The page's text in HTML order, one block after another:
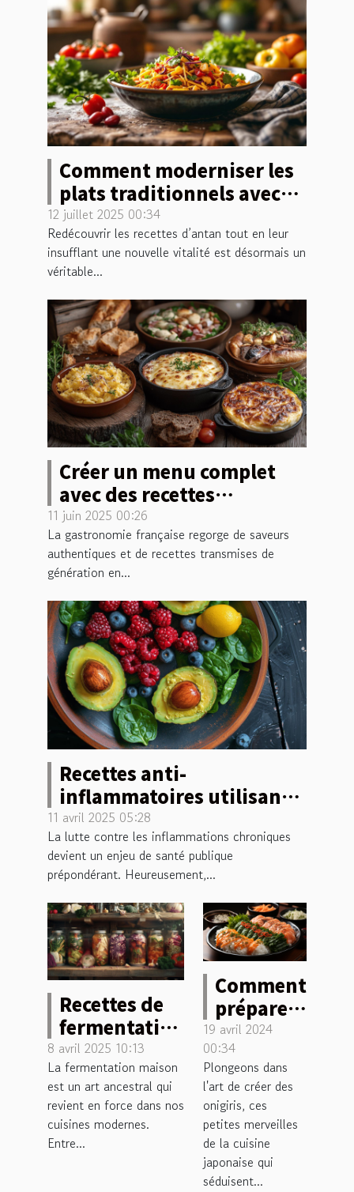
Comment moderniser les
plats traditionnels avec
une touche d'originalité?
12 juillet 2025 00:34
Redécouvrir les recettes d’antan tout en leur
insufflant une nouvelle vitalité est désormais un
véritable...
Créer un menu complet
avec des recettes
françaises traditionnelles
11 juin 2025 00:26
La gastronomie française regorge de saveurs
authentiques et de recettes transmises de
génération en...
Recettes anti-
inflammatoires utilisant
des superaliments
11 avril 2025 05:28
La lutte contre les inflammations chroniques
devient un enjeu de santé publique
prépondérant. Heureusement,...
Recettes de
fermentation
maison pour
débutants
conseils et
bienfaits
8 avril 2025 10:13
La fermentation maison
est un art ancestral qui
revient en force dans nos
cuisines modernes.
Entre...
Comment
préparer
des
onigiris
sains et
délicieux
pour
votre
déjeuner
19 avril 2024
00:34
Plongeons dans
l'art de créer des
onigiris, ces
petites merveilles
de la cuisine
japonaise qui
séduisent...